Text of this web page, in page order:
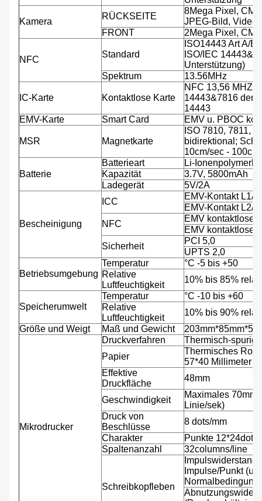
Kamera
RÜCKSEITE
8Mega Pixel,
JPEG-Bild, Video.
FRONT
2Mega Pixel,
NFC
Standard
ISO14443 Art A/B
ISO/IEC
Unterstützung)
Spektrum
13.56MHz
IC-Karte Kontaktlose Karte
NFC 13,56 MHZ,
14443&7816 der
14443
EMV-Karte
Smart Card EMV u. PBOC
MSR Magnetkarte
ISO 7810, 7811,
bidirektional;
10cm/sec -
Batterie
Batterieart
Li-
Kapazität
3.7V, 5800mAh
Ladegerät
5V/2A
Bescheinigung
ICC
EMV-Kontakt L1/
EMV-Kontakt L2/
NFC
EMV
EMV
Sicherheit
PCI 5,0
UPTS 2,0
Betriebsumgebung
Temperatur
°C -5 bis +50
Relative
Luftfeuchtigkeit
10% bis 85%
Speicherumwelt
Temperatur
°C -10 bis +60
Relative
Luftfeuchtigkeit
10% bis 90%
Größe und Weigt
Maß und Gewicht
Mikrodrucker
Druckverfahren
Thermisch-
Papier
Thermisches
57*40 Millimeter
Effektive
Druckfläche
48mm
Geschwindigkeit
Maximales
Linie/sek)
Druck von
Beschlüsse
8 dots/mm
Charakter
Punkte 12*24dots
Spaltenanzahl
32columns/line
Schreibkopfleben
Impulse/Punkt